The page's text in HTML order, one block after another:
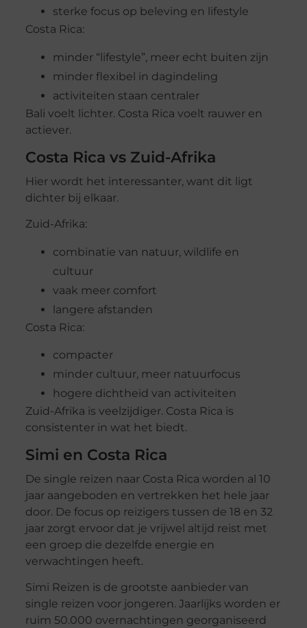
sterke focus op beleving en lifestyle
Costa Rica:
minder “lifestyle”, meer echt buiten zijn
minder flexibel in dagindeling
activiteiten staan centraler
Bali voelt lichter. Costa Rica voelt rauwer en
actiever.
Costa Rica vs Zuid-Afrika
Hier wordt het interessanter, want dit ligt
dichter bij elkaar.
Zuid-Afrika:
combinatie van natuur, wildlife en
cultuur
vaak meer comfort
langere afstanden
Costa Rica:
compacter
minder cultuur, meer natuurfocus
hogere dichtheid van activiteiten
Zuid-Afrika is veelzijdiger. Costa Rica is
consistenter in wat het biedt.
Simi en Costa Rica
De single reizen naar Costa Rica worden al 10
jaar aangeboden en vertrekken het hele jaar
door. De focus op reizigers tussen de 18 en 32
jaar zorgt ervoor dat je vrijwel altijd reist met
een groep die dezelfde energie en
verwachtingen heeft.
Simi Reizen is de grootste aanbieder van
single reizen voor jongeren. Jaarlijks worden er
ruim 50.000 overnachtingen georganiseerd